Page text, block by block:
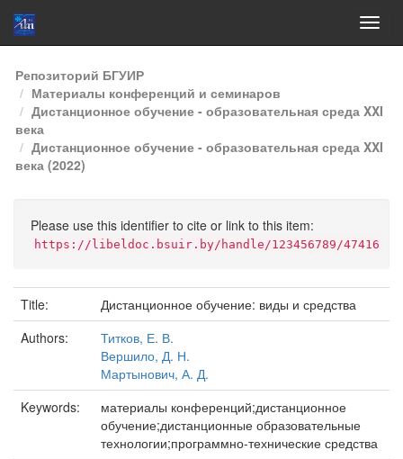
Skip
navigation
Репозиторий БГУИР
Материалы конференций и семинаров
Дистанционное обучение - образовательная среда XXI
века
Дистанционное обучение - образовательная среда XXI
века (2022)
Please use this identifier to cite or link to this item:
https://libeldoc.bsuir.by/handle/123456789/47416
Title:
Дистанционное обучение: виды и средства
Authors:
Титков, Е. В.
Вершило, Д. Н.
Мартынович, А. Д.
Keywords:
материалы конференций;дистанционное
обучение;дистанционные образовательные
технологии;программно-технические средства